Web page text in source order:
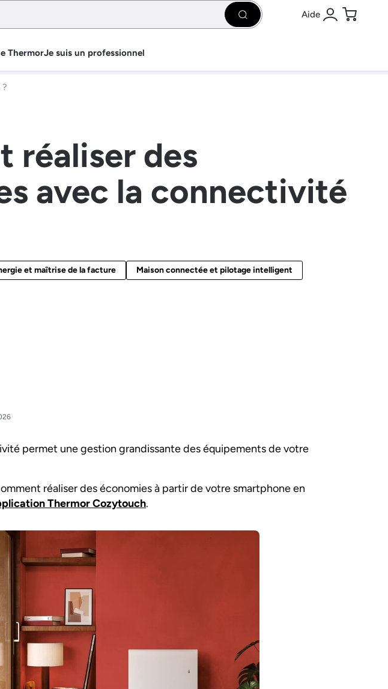
Rechercher Aide
Se connecter
Panier
ThermorJe suis un professionnel
réaliser des
avec la connectivité
et maîtrise de la facture Maison connectée et pilotage intelligent
permet une gestion grandissante des équipements de votre
réaliser des économies à partir de votre smartphone en
Thermor Cozytouch.